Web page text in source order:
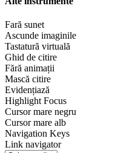
Fară sunet
Ascunde imaginile
Tastatură virtuală
Ghid de citire
Fără animații
Mască citire
Evidențiază
Highlight Focus
Cursor mare negru
Cursor mare alb
Navigation Keys
Link navigator